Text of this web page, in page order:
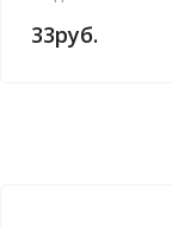
33руб.